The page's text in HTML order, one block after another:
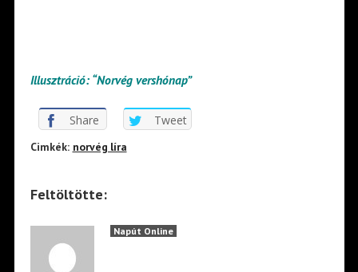
Illusztráció: “Norvég vershónap”
Share Tweet
Cimkék: norvég líra
Feltöltötte:
Napút Online